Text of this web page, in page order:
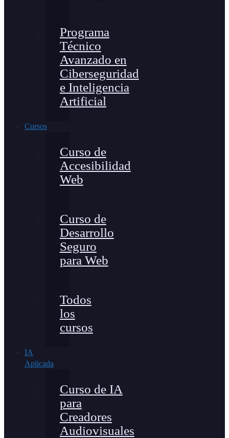
Programa
Técnico
Avanzado en
Ciberseguridad
e Inteligencia
Artificial
Cursos
Curso de
Accesibilidad
Web
Curso de
Desarrollo
Seguro
para Web
Todos
los
cursos
IA
Aplicada
Curso de IA
para
Creadores
Audiovisuales